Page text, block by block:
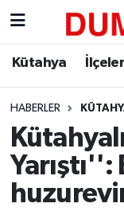
Kütahya İlçeler
HABERLER
Asayiş
Diğer
Dünya
Eğitim
Kütahya
Kütahya
Süper Lig
Tüm